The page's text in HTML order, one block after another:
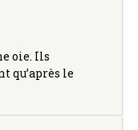
oie. Ils
qu’après le